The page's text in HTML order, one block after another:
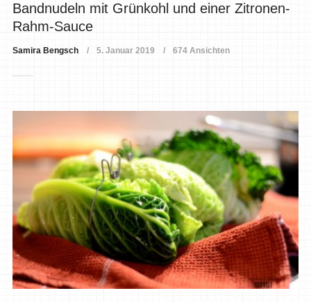
Bandnudeln mit Grünkohl und einer Zitronen-
Rahm-Sauce
Samira Bengsch 5. Januar 2019 674 Ansichten